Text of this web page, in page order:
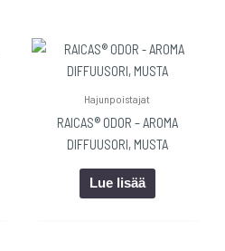
Hajunpoistajat
RAICAS® ODOR – AROMA
DIFFUUSORI, MUSTA
Lue lisää